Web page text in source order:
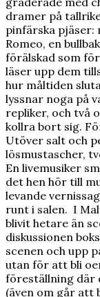
dramer på
pinfärska pjäser:
Romeo, en
förälskad som
läser upp dem
hur måltiden
lyssnar noga på
repliker, och två
kollra bort sig.
Utöver salt och
lösmustascher,
En livemusiker
det hen hör till
levande
runt i salen. I
blivit hetare än
diskussionen
scenen och upp
utan för att bli
föreställning där
(även om går att